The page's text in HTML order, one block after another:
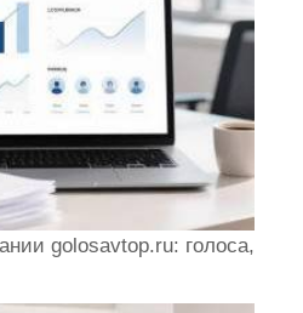
golosavtop.ru: голоса,